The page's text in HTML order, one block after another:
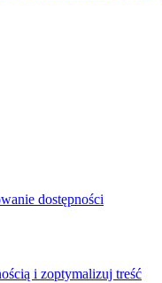
dostępności
i zoptymalizuj treść